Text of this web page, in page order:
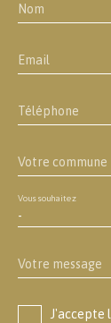
Nom
Email
Téléphone
Votre commune
-
Vous souhaitez
Votre message
J'accepte